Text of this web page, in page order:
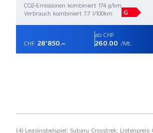
CO2-Emissionen kombiniert 174 g/km
Verbrauch kombiniert 7.7 l/100km
G
CHF 28'850.–
ab CHF
260.00 /Mt.
(4) Leasingbeispiel: Subaru Crosstrek,